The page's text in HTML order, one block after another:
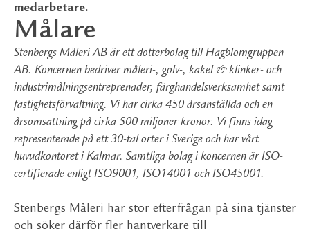
medarbetare.
Målare
Stenbergs Måleri AB är ett dotterbolag till Hagblomgruppen
AB. Koncernen bedriver måleri-, golv-, kakel & klinker- och
industrimålningsentreprenader, färghandelsverksamhet samt
fastighetsförvaltning. Vi har cirka 450 årsanställda och en
årsomsättning på cirka 500 miljoner kronor. Vi finns idag
representerade på ett 30-tal orter i Sverige och har vårt
huvudkontoret i Kalmar. Samtliga bolag i koncernen är ISO-
certifierade enligt ISO9001, ISO14001 och ISO45001.
Stenbergs Måleri har stor efterfrågan på sina tjänster
och söker därför fler hantverkare till